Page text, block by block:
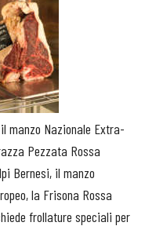
manzo Nazionale Extra-
Pezzata Rossa
Bernesi, il manzo
la Frisona Rossa
frollature speciali per